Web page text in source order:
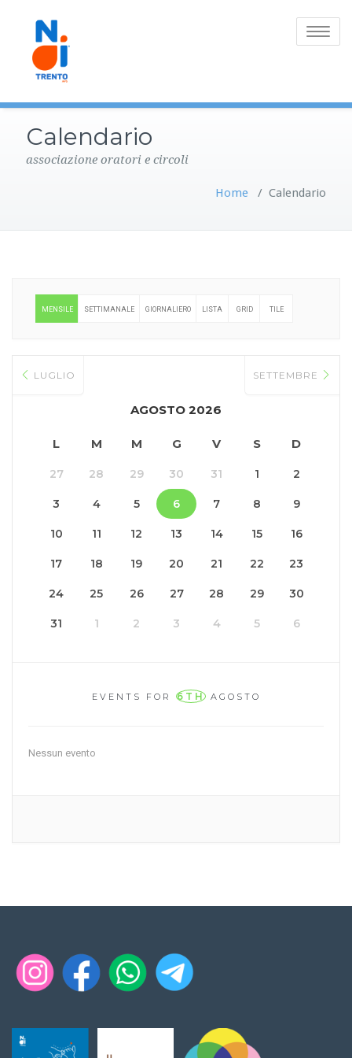
Toggle
Calendario
associazione oratori e circoli
Home / Calendario
MENSILE SETTIMANALE GIORNALIERO LISTA GRID TILE
LUGLIO
AGOSTO 2026
SETTEMBRE
L M M G V S D
27 28 29 30 31 1 2
3 4 5 6 7 8 9
10 11 12 13 14 15 16
17 18 19 20 21 22 23
24 25 26 27 28 29 30
31 1 2 3 4 5 6
EVENTS FOR 6THAGOSTO
Nessun evento